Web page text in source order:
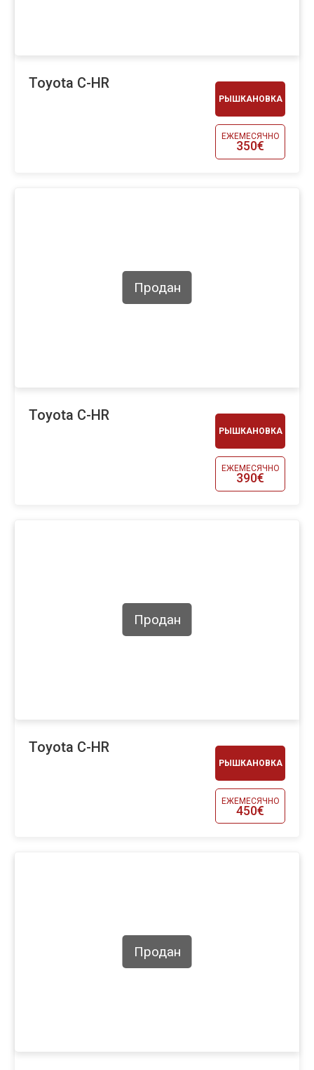
РЫШКАНОВКА
ЕЖЕМЕСЯЧНО
350€
Toyota C-HR
РЫШКАНОВКА
ЕЖЕМЕСЯЧНО
390€
Продан
Toyota C-HR
РЫШКАНОВКА
ЕЖЕМЕСЯЧНО
450€
Продан
Toyota C-HR
Продан